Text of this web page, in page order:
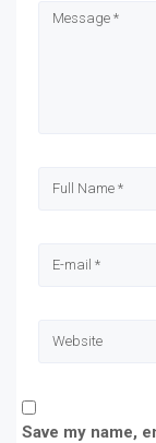
new
Save my name,